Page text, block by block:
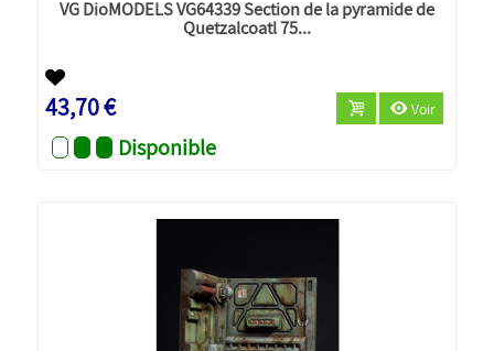
VG DioMODELS VG64339 Section de la pyramide de
Quetzalcoatl 75...
43,70 € Voir
Disponible